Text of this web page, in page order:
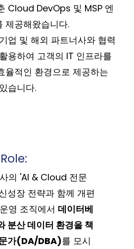
Cloud DevOps 및 MSP 엔
제공해왔습니다.
업 및 해외 파트너사와 협력
용하여 고객의 IT 인프라를
율적인 환경으로 제공하는
습니다.
의 'AI & Cloud 전문
성장 전략과 함께 개편
영 조직에서 데이터베
분산 데이터 환경을 책
가(DA/DBA)를 모시